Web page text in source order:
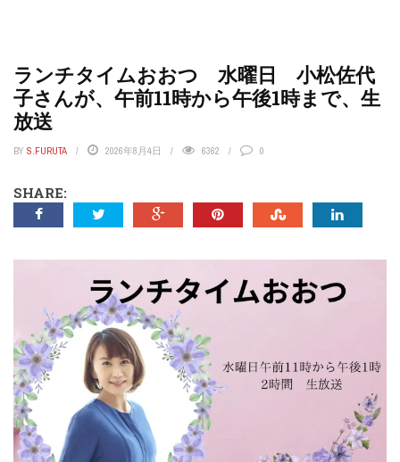
ランチタイムおおつ 水曜日 小松佐代
子さんが、午前11時から午後1時まで、生
放送
BY S.FURUTA 2026年8月4日 6362 0
SHARE: